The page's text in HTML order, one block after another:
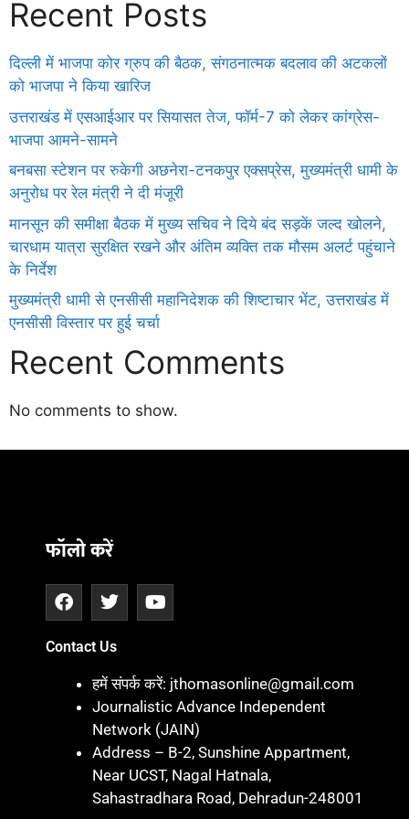
Recent Posts
दिल्ली में भाजपा कोर ग्रुप की बैठक, संगठनात्मक बदलाव की अटकलों
को भाजपा ने किया खारिज
उत्तराखंड में एसआईआर पर सियासत तेज, फॉर्म-7 को लेकर कांग्रेस-
भाजपा आमने-सामने
बनबसा स्टेशन पर रुकेगी अछनेरा-टनकपुर एक्सप्रेस, मुख्यमंत्री धामी के
अनुरोध पर रेल मंत्री ने दी मंजूरी
मानसून की समीक्षा बैठक में मुख्य सचिव ने दिये बंद सड़कें जल्द खोलने,
चारधाम यात्रा सुरक्षित रखने और अंतिम व्यक्ति तक मौसम अलर्ट पहुंचाने
के निर्देश
मुख्यमंत्री धामी से एनसीसी महानिदेशक की शिष्टाचार भेंट, उत्तराखंड में
एनसीसी विस्तार पर हुई चर्चा
Recent Comments
No comments to show.
फॉलो करें
Contact Us
हमें संपर्क करें: jthomasonline@gmail.com
Journalistic Advance Independent
Network (JAIN)
Address – B-2, Sunshine Appartment,
Near UCST, Nagal Hatnala,
Sahastradhara Road, Dehradun-248001